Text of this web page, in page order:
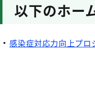
以下のホー
感染症対応力向上プロ